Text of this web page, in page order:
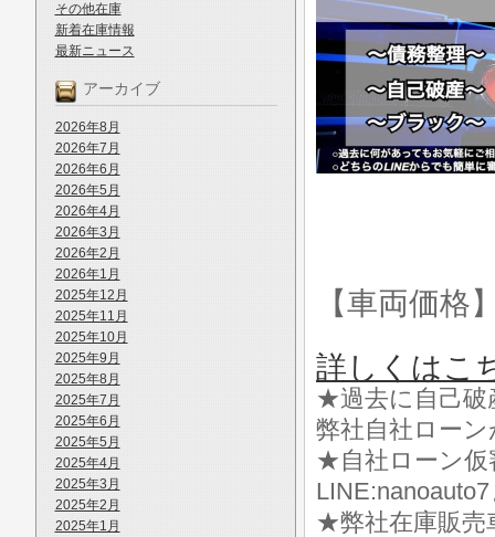
その他在庫
新着在庫情報
最新ニュース
アーカイブ
2026年8月
2026年7月
2026年6月
2026年5月
2026年4月
2026年3月
2026年2月
2026年1月
2025年12月
2025年11月
2025年10月
2025年9月
2025年8月
2025年7月
2025年6月
2025年5月
2025年4月
2025年3月
2025年2月
2025年1月
【車両価格
詳しくはこ
★過去に自己破
弊社自社ロー
★自社ローン仮
★弊社在庫販売